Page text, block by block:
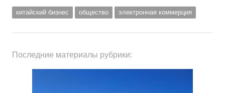
китайский бизнес общество электронная коммерция
Последние материалы рубрики: